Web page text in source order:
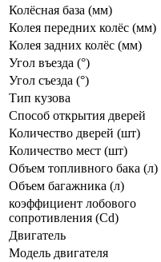
Колёсная база (мм)
Колея передних колёс (мм)
Колея задних колёс (мм)
Угол въезда (°)
Угол съезда (°)
Тип кузова
Способ открытия дверей
Количество дверей (шт)
Количество мест (шт)
Объем топливного бака (л)
Объем багажника (л)
коэффициент лобового
сопротивления (Cd)
Двигатель
Модель двигателя